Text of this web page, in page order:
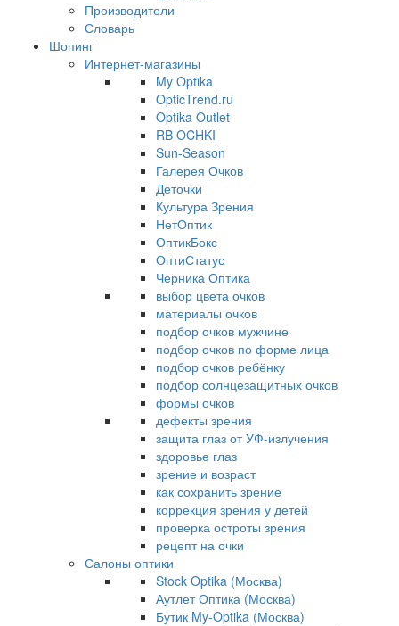
Производители
Словарь
Шопинг
Интернет-магазины
My Optika
OpticTrend.ru
Optika Outlet
RB OCHKI
Sun-Season
Галерея Очков
Деточки
Культура Зрения
НетОптик
ОптикБокс
ОптиСтатус
Черника Оптика
выбор цвета очков
материалы очков
подбор очков мужчине
подбор очков по форме лица
подбор очков ребёнку
подбор солнцезащитных очков
формы очков
дефекты зрения
защита глаз от УФ-излучения
здоровье глаз
зрение и возраст
как сохранить зрение
коррекция зрения у детей
проверка остроты зрения
рецепт на очки
Салоны оптики
Stock Optika (Москва)
Аутлет Оптика (Москва)
Бутик My-Optika (Москва)